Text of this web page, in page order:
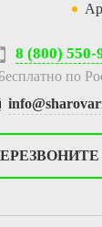
8 (800) 550-
по